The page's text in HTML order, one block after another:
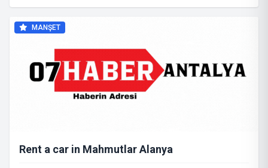
MANŞET
Rent a car in Mahmutlar Alanya